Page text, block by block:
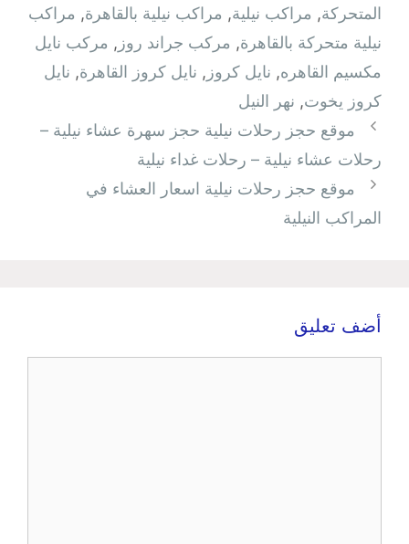
المتحركة, مراكب نيلية, مراكب نيلية بالقاهرة, مراكب
نيلية متحركة بالقاهرة, مركب جراند روز , مركب نايل
مكسيم القاهره, نايل كروز , نايل كروز القاهرة, نايل
كروز يخوت, نهر النيل
موقع حجز رحلات نيلية حجز سهرة عشاء نيلية –
رحلات عشاء نيلية – رحلات غداء نيلية
موقع حجز رحلات نيلية اسعار العشاء في
المراكب النيلية
أضف تعليق